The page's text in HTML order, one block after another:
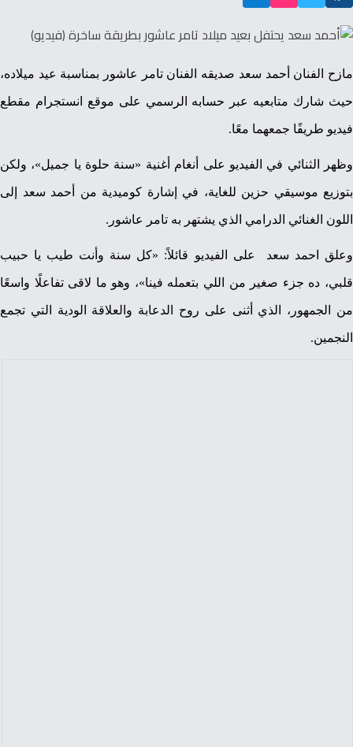
مازح الفنان أحمد سعد صديقه الفنان تامر عاشور بمناسبة عيد ميلاده،
حيث شارك متابعيه عبر حسابه الرسمي على موقع انستجرام مقطع
فيديو طريفًا جمعهما معًا.
وظهر الثنائي في الفيديو على أنغام أغنية «سنة حلوة يا جميل»، ولكن
بتوزيع موسيقي حزين للغاية، في إشارة كوميدية من أحمد سعد إلى
اللون الغنائي الدرامي الذي يشتهر به تامر عاشور.
وعلق احمد سعد على الفيديو قائلاً: «كل سنة وأنت طيب يا حبيب
قلبي، ده جزء صغير من اللي بتعمله فينا»، وهو ما لاقى تفاعلًا واسعًا
من الجمهور، الذي أثنى على روح الدعابة والعلاقة الودية التي تجمع
النجمين.